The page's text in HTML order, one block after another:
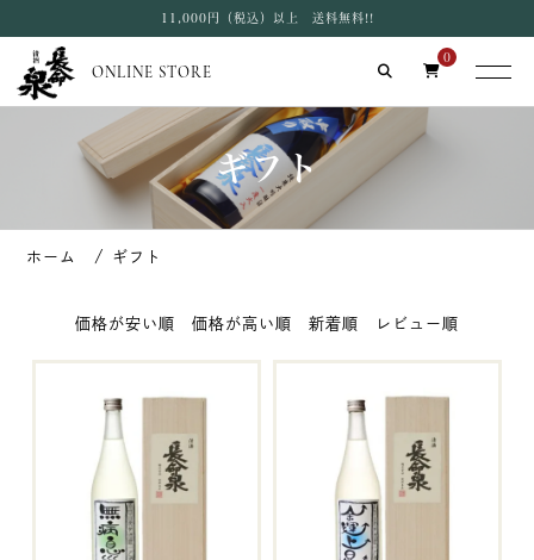
11,000円（税込）以上 送料無料!!
ONLINE STORE
0
ギフト
ギフト
価格が安い順 価格が高い順 新着順 レビュー順